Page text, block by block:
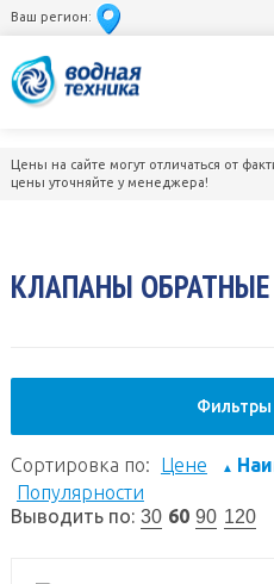
Ваш регион:
Цены на сайте могут отличаться от
цены уточняйте у менеджера!
КЛАПАНЫ
Фильтры
Сортировка по: Цене ▲
Популярности
Выводить по: 30 60 90 120